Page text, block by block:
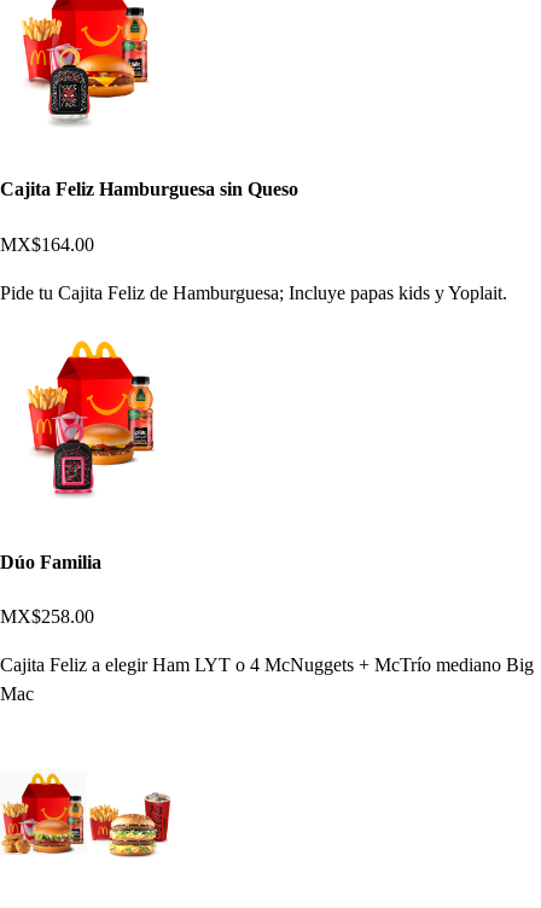
Cajita Feliz Hamburguesa sin Queso
MX$164.00
Pide tu Cajita Feliz de Hamburguesa; Incluye papas kids y Yoplait.
Dúo Familia
MX$258.00
Cajita Feliz a elegir Ham LYT o 4 McNuggets + McTrío mediano Big
Mac